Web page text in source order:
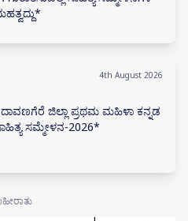
4th August 2026
ಜಿಲ್ಲಾ ಪ್ರಥಮ ಮಹಿಳಾ ಕನ್ನಡ
ಸಮ್ಮೇಳನ-2026*